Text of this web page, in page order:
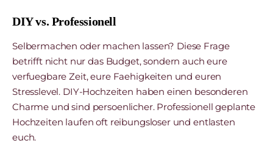
DIY vs. Professionell
Selbermachen oder machen lassen? Diese Frage
betrifft nicht nur das Budget, sondern auch eure
verfuegbare Zeit, eure Faehigkeiten und euren
Stresslevel. DIY-Hochzeiten haben einen besonderen
Charme und sind persoenlicher. Professionell geplante
Hochzeiten laufen oft reibungsloser und entlasten
euch.